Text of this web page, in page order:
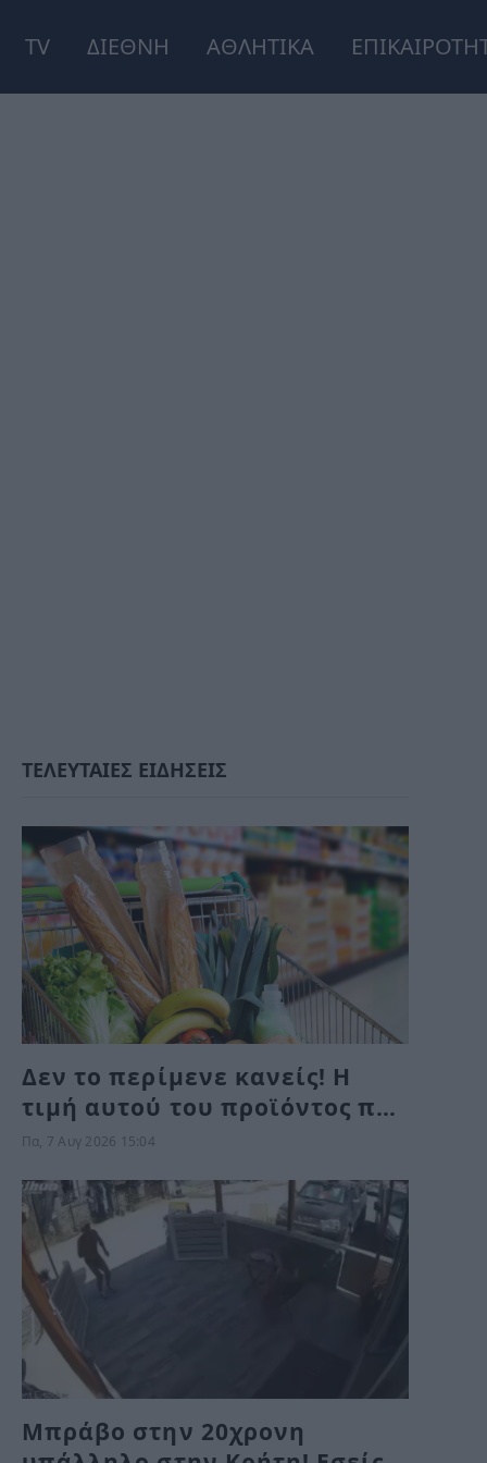
TV ΔΙΕΘΝΗ ΑΘΛΗΤΙΚΑ
ΤΕΛΕΥΤΑΙΕΣ ΕΙΔΗΣΕΙΣ
Δεν το περίμενε κανείς! Η
τιμή αυτού του προϊόντος που
αγοράζουμε όλοι λένε ότι
σούπερ μάρκετ – Είναι
αλήθεια;
Πα, 7 Αυγ 2026 15:04
Μπράβο στην 20χρονη